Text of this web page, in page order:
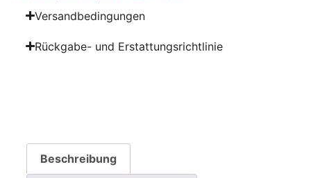
Versandbedingungen
Rückgabe- und Erstattungsrichtlinie
Beschreibung